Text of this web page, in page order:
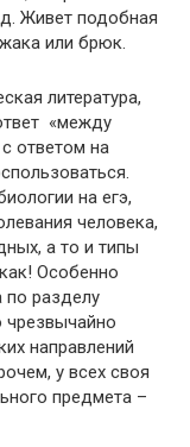
Живет подобная
или брюк.
литература,
«между
ответом на
на егэ,
человека,
а то и типы
Особенно
по разделу
чрезвычайно
направлений
у всех своя
предмета –